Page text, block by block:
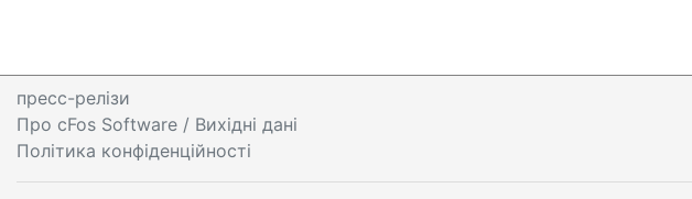
пресс-релізи
Про cFos Software / Вихідні дані
Політика конфіденційності